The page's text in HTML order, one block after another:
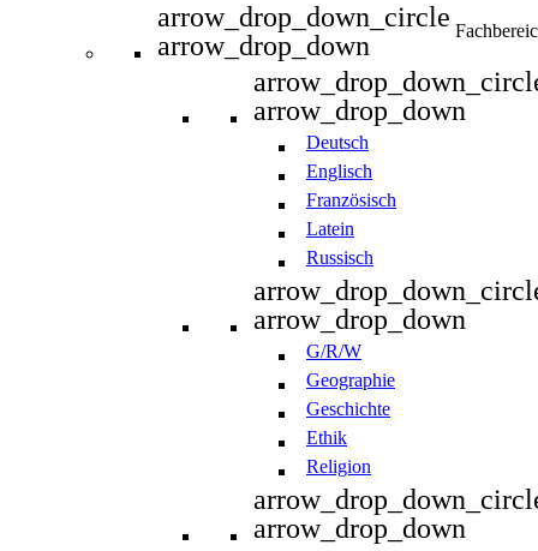
arrow_drop_down_circle
arrow_drop_down
arrow_drop_down
Deutsch
Englisch
Französisch
Latein
Russisch
arrow_drop_down
G/R/W
Geographie
Geschichte
Ethik
Religion
arrow_drop_down